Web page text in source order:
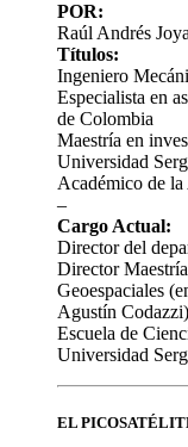
POR:
Raúl Andrés
Títulos:
Ingeniero
Especialista en
de Colombia
Maestría en
Universidad
Académico de
–
Cargo Actual:
Director del
Director
Geoespaciales
Agustín
Escuela de
Universidad
EL